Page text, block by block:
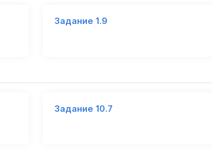
Задание 1.9
Задание 10.7